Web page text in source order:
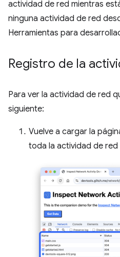
actividad de red mientras
ninguna actividad de red
Herramientas para
Registro de la
Para ver la actividad de red
siguiente:
Vuelve a cargar la
toda la actividad de red